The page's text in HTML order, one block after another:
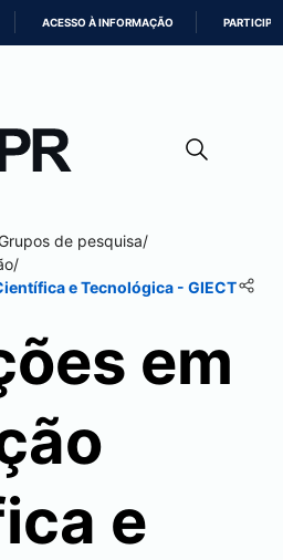
CONTEÚDO
ACESSO À INFORMAÇÃO PARTICIPE
de pesquisa/
/
e Tecnológica - GIECT
em
e